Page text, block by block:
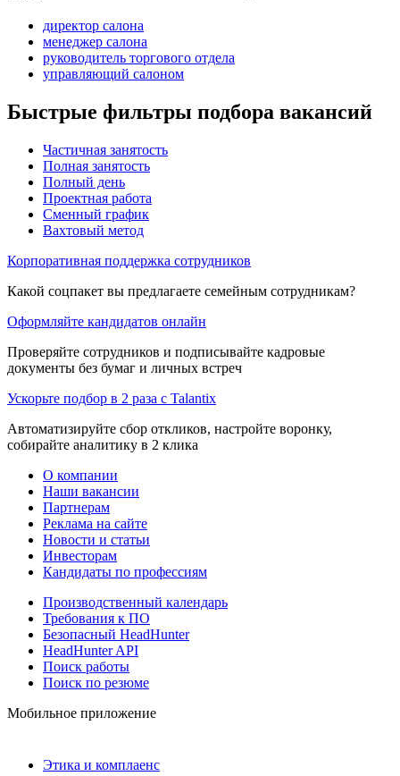
директор салона
менеджер салона
руководитель торгового отдела
управляющий салоном
Быстрые фильтры подбора вакансий
Частичная занятость
Полная занятость
Полный день
Проектная работа
Сменный график
Вахтовый метод
Корпоративная поддержка сотрудников
Какой соцпакет вы предлагаете семейным сотрудникам?
Оформляйте кандидатов онлайн
Проверяйте сотрудников и подписывайте кадровые
документы без бумаг и личных встреч
Ускорьте подбор в 2 раза с Talantix
Автоматизируйте сбор откликов, настройте воронку,
собирайте аналитику в 2 клика
О компании
Наши вакансии
Партнерам
Реклама на сайте
Новости и статьи
Инвесторам
Кандидаты по профессиям
Производственный календарь
Требования к ПО
Безопасный HeadHunter
HeadHunter API
Поиск работы
Поиск по резюме
Мобильное приложение
Этика и комплаенс